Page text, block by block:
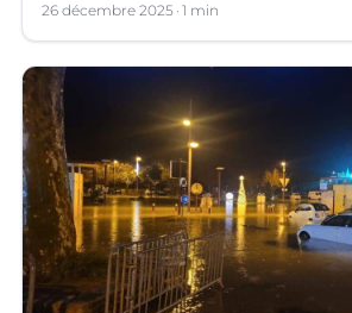
26 décembre 2025 1 min